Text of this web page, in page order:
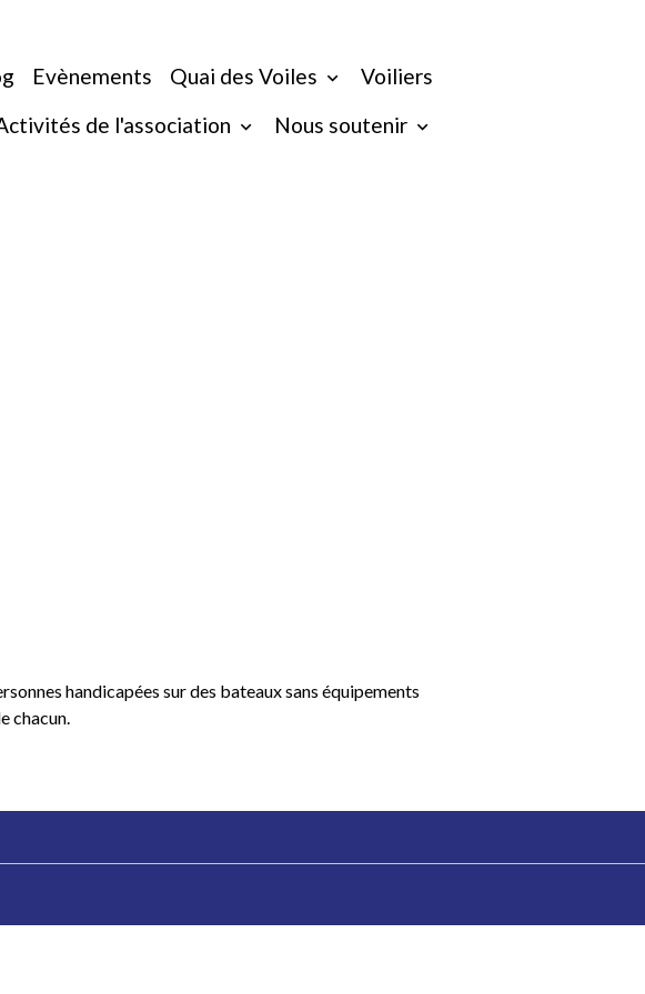
Evènements Quai des Voiles
Voiliers
de l'association Nous soutenir
handicapées sur des bateaux sans équipements
chacun.